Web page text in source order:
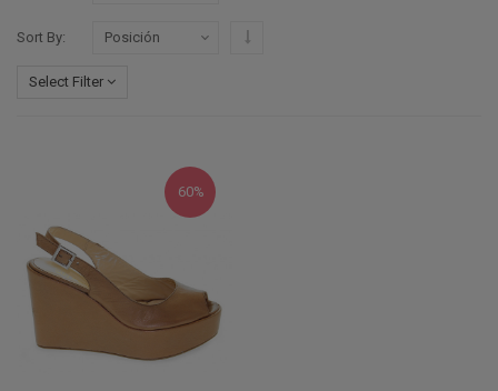
Sort By
Select Filter
60%